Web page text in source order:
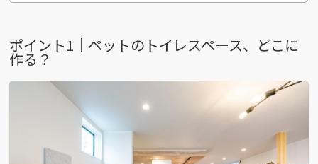
ポイント1｜ペットのトイレスペース、どこに
作る？